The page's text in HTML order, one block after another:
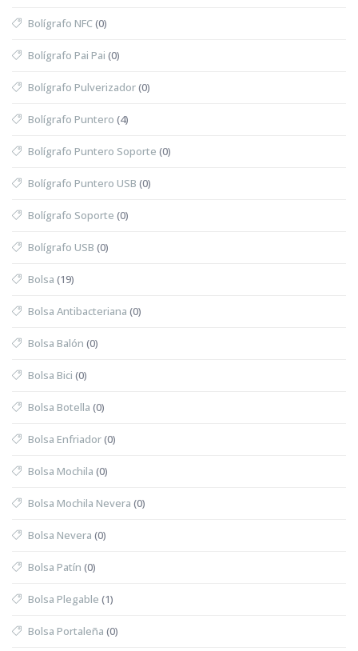
Bolígrafo NFC(0)
Bolígrafo Pai Pai (0)
Bolígrafo Pulverizador(0)
Bolígrafo Puntero (4)
Bolígrafo Puntero Soporte (0)
Bolígrafo Puntero USB (0)
Bolígrafo Soporte (0)
Bolígrafo USB (0)
Bolsa (19)
Bolsa Antibacteriana (0)
Bolsa Balón (0)
Bolsa Bici (0)
Bolsa Botella (0)
Bolsa Enfriador(0)
Bolsa Mochila (0)
Bolsa Mochila Nevera (0)
Bolsa Nevera (0)
Bolsa Patín (0)
Bolsa Plegable (1)
Bolsa Portaleña (0)